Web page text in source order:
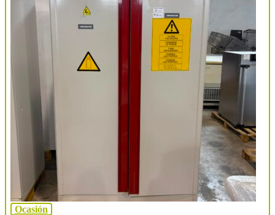
Ocasión